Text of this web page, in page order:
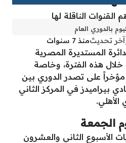
بالدوري العام
آخر تحديثمنذ 7 سنوات
المستديرة المصرية
هذه الفترة، وخاصة
على تصدر الدوري بين
بيراميدز في المركز الثاني
الأهلي.
الجمعة
الأسبوع الثاني والعشرون